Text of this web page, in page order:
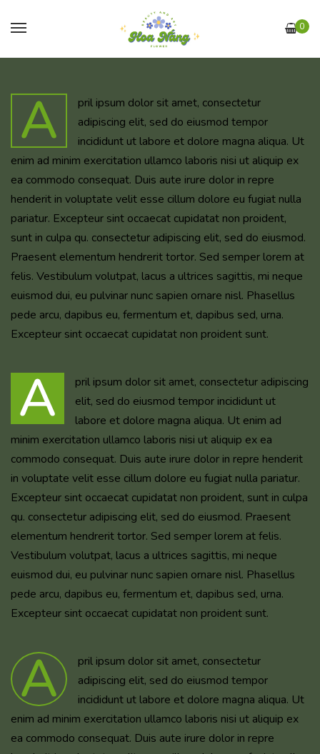
0
A
pril ipsum dolor sit amet, consectetur
adipiscing elit, sed do eiusmod tempor
incididunt ut labore et dolore magna aliqua. Ut
enim ad minim exercitation ullamco laboris nisi ut aliquip ex
ea commodo consequat. Duis aute irure dolor in repre
henderit in voluptate velit esse cillum dolore eu fugiat nulla
pariatur. Excepteur sint occaecat cupidatat non proident,
sunt in culpa qu. consectetur adipiscing elit, sed do eiusmod.
Praesent elementum hendrerit tortor. Sed semper lorem at
felis. Vestibulum volutpat, lacus a ultrices sagittis, mi neque
euismod dui, eu pulvinar nunc sapien ornare nisl. Phasellus
pede arcu, dapibus eu, fermentum et, dapibus sed, urna.
Excepteur sint occaecat cupidatat non proident sunt.
A
pril ipsum dolor sit amet, consectetur adipiscing
elit, sed do eiusmod tempor incididunt ut
labore et dolore magna aliqua. Ut enim ad
minim exercitation ullamco laboris nisi ut aliquip ex ea
commodo consequat. Duis aute irure dolor in repre henderit
in voluptate velit esse cillum dolore eu fugiat nulla pariatur.
Excepteur sint occaecat cupidatat non proident, sunt in culpa
qu. consectetur adipiscing elit, sed do eiusmod. Praesent
elementum hendrerit tortor. Sed semper lorem at felis.
Vestibulum volutpat, lacus a ultrices sagittis, mi neque
euismod dui, eu pulvinar nunc sapien ornare nisl. Phasellus
pede arcu, dapibus eu, fermentum et, dapibus sed, urna.
Excepteur sint occaecat cupidatat non proident sunt.
A
pril ipsum dolor sit amet, consectetur
adipiscing elit, sed do eiusmod tempor
incididunt ut labore et dolore magna aliqua. Ut
enim ad minim exercitation ullamco laboris nisi ut aliquip ex
ea commodo consequat. Duis aute irure dolor in repre